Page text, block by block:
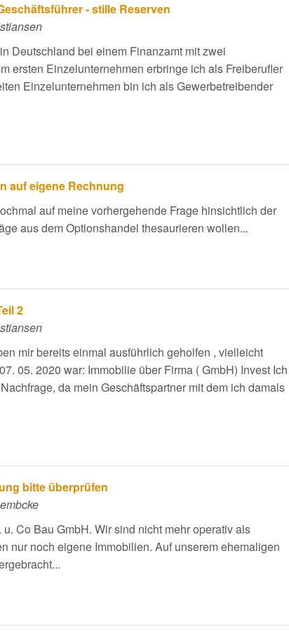
- stille Reserven
Deutschland bei einem Finanzamt mit zwei
ersten Einzelunternehmen erbringe ich als Freiberufler
Einzelunternehmen bin ich als Gewerbetreibender
auf eigene Rechnung
auf meine vorhergehende Frage hinsichtlich der
aus dem Optionshandel thesaurieren wollen...
2
mir bereits einmal ausführlich geholfen , vielleicht
05. 2020 war: Immobilie über Firma ( GmbH) Invest Ich
da mein Geschäftspartner mit dem ich damals
bitte überprüfen
Co Bau GmbH. Wir sind nicht mehr operativ als
nur noch eigene Immobilien. Auf unserem ehemaligen